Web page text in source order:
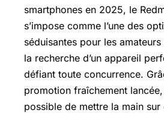
smartphones en 2025, le
s’impose comme l’une des
séduisantes pour les
la recherche d’un appareil
défiant toute concurrence.
promotion fraîchement
possible de mettre la main